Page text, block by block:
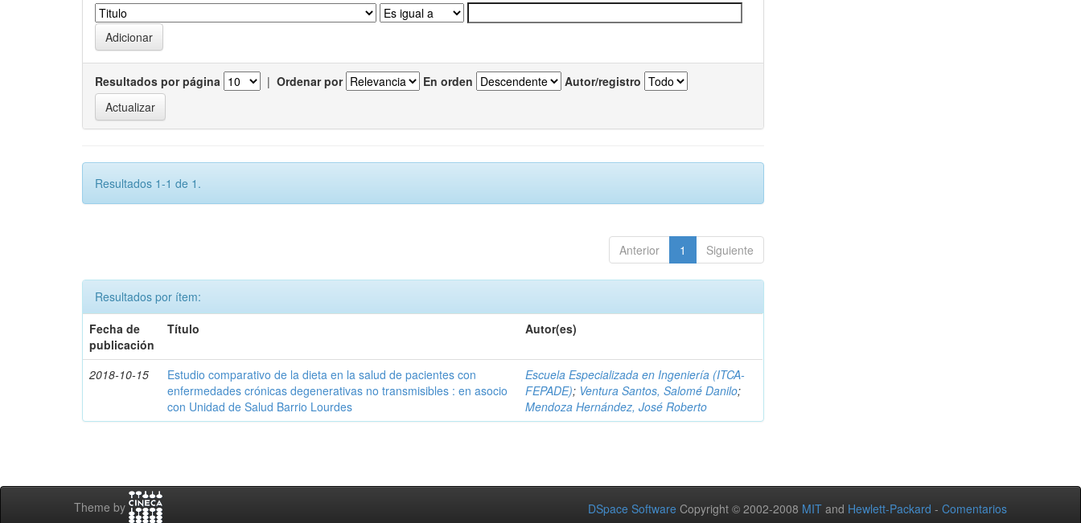
Resultados por página | Ordenar por En orden Autor/registro
Resultados 1-1 de 1.
Anterior 1 Siguiente
Resultados por ítem:
Fecha de
publicación
Título Autor(es)
2018-10-15
Estudio comparativo de la dieta en la salud de pacientes con
enfermedades crónicas degenerativas no transmisibles : en asocio
con Unidad de Salud Barrio Lourdes
Escuela Especializada en Ingeniería (ITCA-
FEPADE); Ventura Santos, Salomé Danilo;
Mendoza Hernández, José Roberto
Theme by DSpace Software Copyright © 2002-2008 MIT and Hewlett-Packard - Comentarios